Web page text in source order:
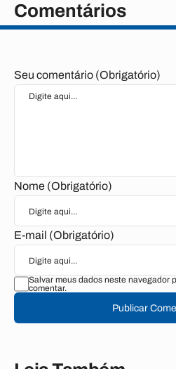
Comentários
Seu comentário (Obrigatório)
Nome (Obrigatório)
E-mail (Obrigatório)
Salvar meus dados neste navegador
comentar.
Publicar